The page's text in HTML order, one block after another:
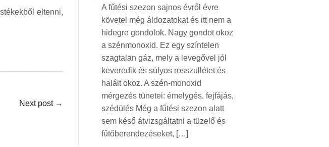
eltenni,
Next post →
A fűtési szezon sajnos évről évre
követel még áldozatokat és itt nem a
hidegre gondolok. Nagy gondot okoz
a szénmonoxid. Ez egy színtelen
szagtalan gáz, mely a levegővel jól
keveredik és súlyos rosszullétet és
halált okoz. A szén-monoxid
mérgezés tünetei: émelygés, fejfájás,
szédülés Még a fűtési szezon alatt
sem késő átvizsgáltatni a tüzelő és
fűtőberendezéseket, […]